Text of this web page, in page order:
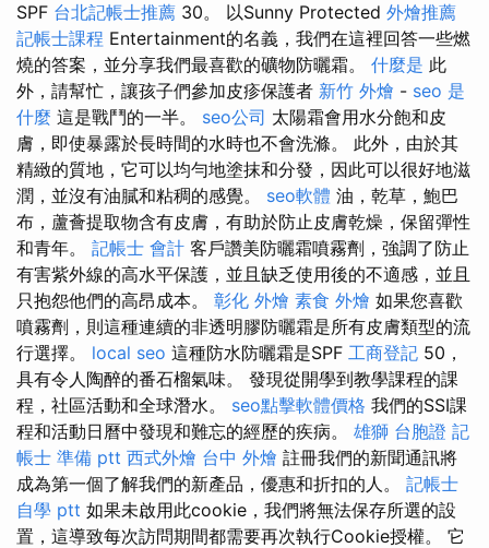
SPF 台北記帳士推薦 30。 以Sunny Protected 外燴推薦
記帳士課程 Entertainment的名義，我們在這裡回答一些燃
燒的答案，並分享我們最喜歡的礦物防曬霜。 什麼是 此
外，請幫忙，讓孩子們參加皮疹保護者 新竹 外燴 - seo 是
什麼 這是戰鬥的一半。 seo公司 太陽霜會用水分飽和皮
膚，即使暴露於長時間的水時也不會洗滌。 此外，由於其
精緻的質地，它可以均勻地塗抹和分發，因此可以很好地滋
潤，並沒有油膩和粘稠的感覺。 seo軟體 油，乾草，鮑巴
布，蘆薈提取物含有皮膚，有助於防止皮膚乾燥，保留彈性
和青年。 記帳士 會計 客戶讚美防曬霜噴霧劑，強調了防止
有害紫外線的高水平保護，並且缺乏使用後的不適感，並且
只抱怨他們的高昂成本。 彰化 外燴 素食 外燴 如果您喜歡
噴霧劑，則這種連續的非透明膠防曬霜是所有皮膚類型的流
行選擇。 local seo 這種防水防曬霜是SPF 工商登記 50，
具有令人陶醉的番石榴氣味。 發現從開學到教學課程的課
程，社區活動和全球潛水。 seo點擊軟體價格 我們的SSI課
程和活動日曆中發現和難忘的經歷的疾病。 雄獅 台胞證 記
帳士 準備 ptt 西式外燴 台中 外燴 註冊我們的新聞通訊將
成為第一個了解我們的新產品，優惠和折扣的人。 記帳士
自學 ptt 如果未啟用此cookie，我們將無法保存所選的設
置，這導致每次訪問期間都需要再次執行Cookie授權。 它